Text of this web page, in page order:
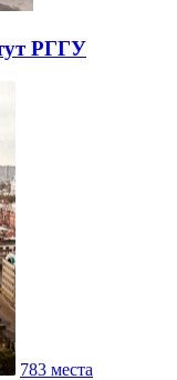
РГГУ
783 места